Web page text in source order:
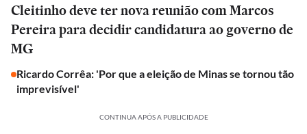
Cleitinho deve ter nova reunião com Marcos
Pereira para decidir candidatura ao governo de
MG
Ricardo Corrêa: 'Por que a eleição de Minas se tornou tão
imprevisível'
CONTINUA APÓS A PUBLICIDADE